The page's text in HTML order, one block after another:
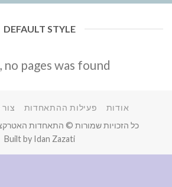
DEFAULT STYLE
no pages was found
אודות פעילות ההתאחדות
כל הזכויות שמורות © התאחדות
Built by Idan Zazati